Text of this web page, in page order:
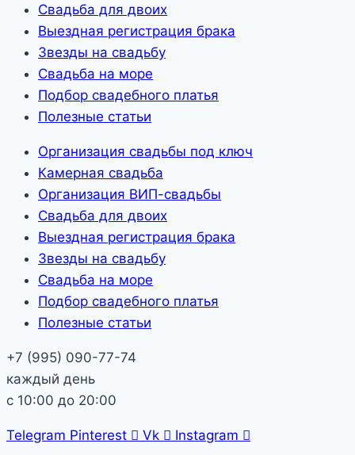
Свадьба для двоих
Выездная регистрация брака
Звезды на свадьбу
Свадьба на море
Подбор свадебного платья
Полезные статьи
Организация свадьбы под ключ
Камерная свадьба
Организация ВИП-свадьбы
Свадьба для двоих
Выездная регистрация брака
Звезды на свадьбу
Свадьба на море
Подбор свадебного платья
Полезные статьи
+7 (995) 090-77-74
каждый день
с 10:00 до 20:00
Telegram Pinterest Vk Instagram